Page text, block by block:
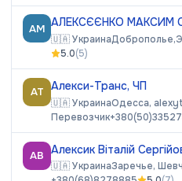
АМ АЛЕКСЄЄНКО МАКСИМ
🇺🇦УкраинаДоброполье,
5.0(5)
АТ Алекси-Транс, ЧП
🇺🇦УкраинаОдесса,
Перевозчик
АВ Алексик Віталій
🇺🇦УкраинаЗаречье,